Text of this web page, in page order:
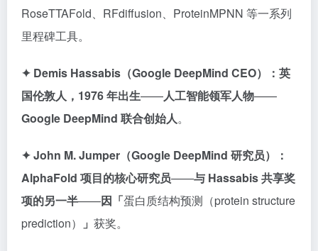
RoseTTAFold、RFdiffusion、ProteinMPNN 等一系列
里程碑工具。
✦ Demis Hassabis（Google DeepMind CEO）： 英
国伦敦人，1976 年出生——人工智能领军人物——
Google DeepMind 联合创始人。
✦John M. Jumper （Google DeepMind 研究员）：
AlphaFold 项目的核心研究员——与 Hassabis 共享奖
项的另一半——因「蛋白质结构预测（protein structure
prediction）
」 获奖。